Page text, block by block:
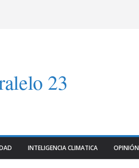
23
INTELIGENCIA CLIMATICA OPINIÓN